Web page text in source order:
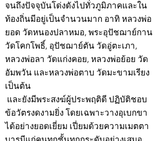
จนถึงปัจจุบันโด่งดังไปทั่วภูมิภาคและใน
ท้องถิ่นมีอยู่เป็นจำนวนมาก อาทิ หลวงพ่อ
ยอด วัดหนองปลาหมอ, พระอุปัชฌาย์กาน
วัดโคกโพธิ์, อุปัชฌาย์ตัน วัดอู่ตะเภา,
หลวงพ่อลา วัดแก่งคอย, หลวงพ่อย้อย วัด
อัมพวัน และหลวงพ่อตาบ วัดมะขามเรียง
เป็นต้น
และยังมีพระสงฆ์ผู้ประพฤติดี ปฏิบัติชอบ
ข้อวัตรงดงามยิ่ง โดยเฉพาะวางอุเบกขา
ได้อย่างยอดเยี่ยม เปี่ยมด้วยความเมตตา